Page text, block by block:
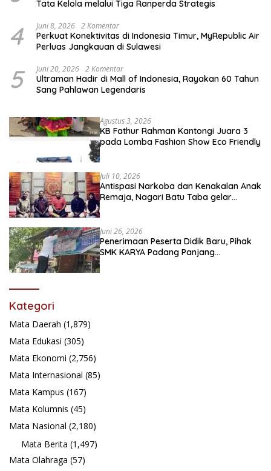
Tata Kelola melalui Tiga Ranperda Strategis
4 Juni 8, 2026 2 Komentar
Perkuat Konektivitas di Indonesia Timur, MyRepublic Air
Perluas Jangkauan di Sulawesi
5 Juni 20, 2026 2 Komentar
Ultraman Hadir di Mall of Indonesia, Rayakan 60 Tahun
Sang Pahlawan Legendaris
Agustus 3, 2026
KB Fathur Rahman Kantongi Juara 3
pada Lomba Fashion Show Eco Friendly
Juli 10, 2026
Antispasi Narkoba dan Kenakalan Anak
Remaja, Nagari Batu Taba gelar
Juni 26, 2026
Penerimaan Peserta Didik Baru, Pihak
SMK KARYA Padang Panjang
Kategori
Mata Daerah (1,879)
Mata Edukasi (305)
Mata Ekonomi (2,756)
Mata Internasional (85)
Mata Kampus (167)
Mata Kolumnis (45)
Mata Nasional (2,180)
Mata Berita (1,497)
Mata Olahraga (57)